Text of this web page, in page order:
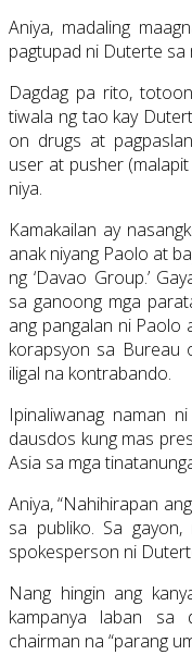
Aniya, madaling
pagtupad ni Duterte sa
Dagdag pa rito,
tiwala ng tao kay
on drugs at
user at pusher
niya.
Kamakailan ay
anak niyang Paolo at
ng ‘Davao Group.’
sa ganoong mga
ang pangalan ni Paolo
korapsyon sa Bureau
iligal na kontrabando.
Ipinaliwanag naman
dausdos kung mas
Asia sa mga
Aniya, “Nahihirapan
sa publiko. Sa
spokesperson ni
Nang hingin ang
kampanya laban sa
chairman na “parang